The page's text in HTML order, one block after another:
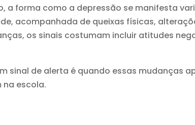
a forma como a depressão se manifesta
acompanhada de queixas físicas,
os sinais costumam incluir atitudes
sinal de alerta é quando essas mudanças
na escola.